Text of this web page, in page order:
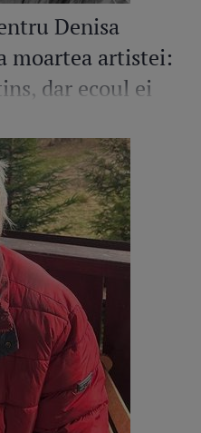
Denisa
moartea artistei:
dar ecoul ei